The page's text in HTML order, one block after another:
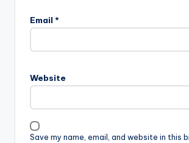
Email *
Website
Save my name, email, and website in this